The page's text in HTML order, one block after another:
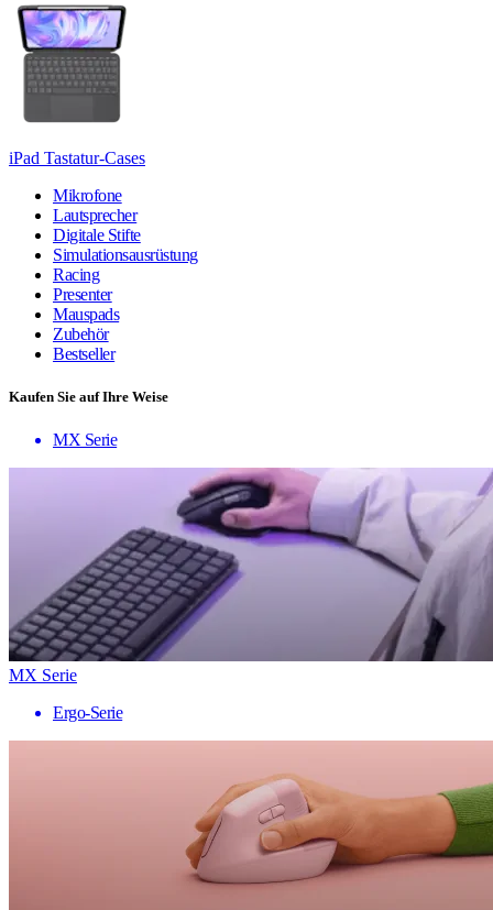
iPad Tastatur-Cases
Mikrofone
Lautsprecher
Digitale Stifte
Simulationsausrüstung
Racing
Presenter
Mauspads
Zubehör
Bestseller
Kaufen Sie auf Ihre Weise
MX Serie
MX Serie
Ergo-Serie